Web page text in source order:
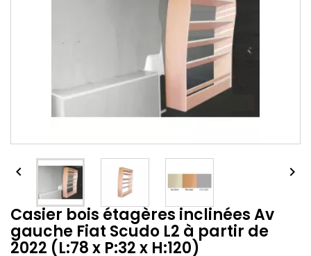
 
Casier bois étagères inclinées Av
gauche Fiat Scudo L2 à partir de
2022 (L:78 x P:32 x H:120)